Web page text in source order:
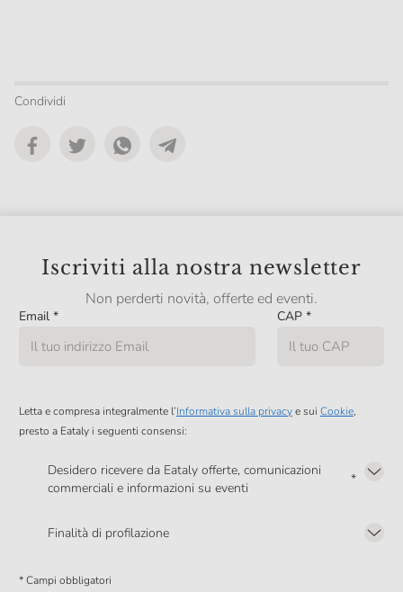
Condividi
Iscriviti alla nostra newsletter
Non perderti novità, offerte ed eventi.
Email * CAP *
Letta e compresa integralmente l’Informativa sulla privacye sui Cookie,
presto a Eataly i seguenti consensi:
Desidero ricevere da Eataly offerte, comunicazioni
commerciali e informazioni su eventi
*
Finalità di profilazione
comunicazioni commerciali personalizzate, in caso di consenso prestato ai
* Campi obbligatori